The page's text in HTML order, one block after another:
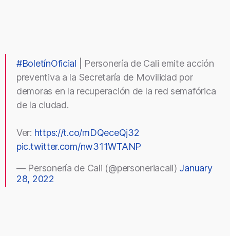
#BoletínOficial | Personería de Cali emite acción
preventiva a la Secretaría de Movilidad por
demoras en la recuperación de la red semafórica
de la ciudad.
Ver: https://t.co/mDQeceQj32
pic.twitter.com/nw311WTANP
— Personería de Cali (@personeriacali) January
28, 2022